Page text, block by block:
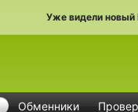
Уже видели новый
Обменники